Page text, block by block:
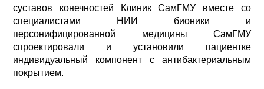
суставов конечностей Клиник СамГМУ вместе со
специалистами НИИ бионики и
персонифицированной медицины СамГМУ
спроектировали и установили пациентке
индивидуальный компонент с антибактериальным
покрытием.